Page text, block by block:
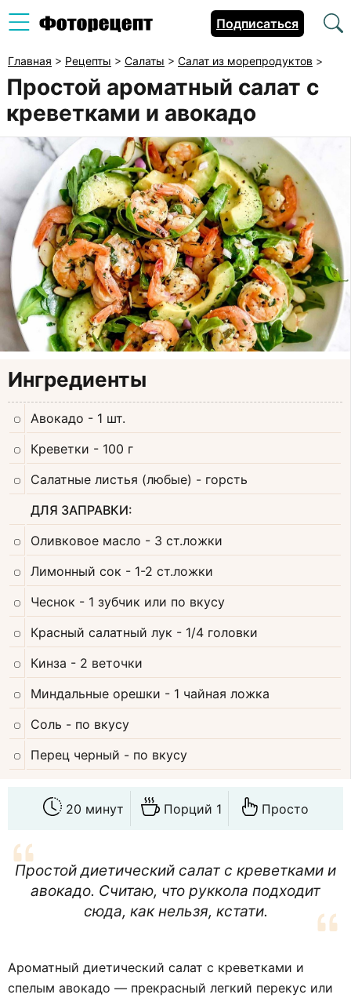
Подписаться
Главная > Рецепты > Салаты > Салат из морепродуктов >
Простой ароматный салат с
креветками и авокадо
Ингредиенты
Авокадо - 1 шт.
Креветки - 100 г
Салатные листья (любые) - горсть
ДЛЯ ЗАПРАВКИ:
Оливковое масло - 3 ст.ложки
Лимонный сок - 1-2 ст.ложки
Чеснок - 1 зубчик или по вкусу
Красный салатный лук - 1/4 головки
Кинза - 2 веточки
Миндальные орешки - 1 чайная ложка
Соль - по вкусу
Перец черный - по вкусу
20 минут Порций 1 Просто
Простой диетический салат с креветками и
авокадо. Считаю, что руккола подходит
сюда, как нельзя, кстати.
Ароматный диетический салат с креветками и
спелым авокадо — прекрасный легкий перекус или